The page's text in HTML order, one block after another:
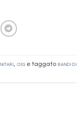
, OSSe taggatobandi di